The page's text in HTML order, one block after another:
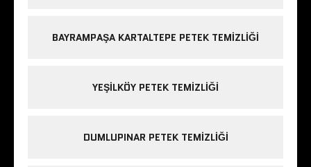
BAYRAMPAŞA KARTALTEPE PETEK TEMIZLIĞI
YEŞILKÖY PETEK TEMIZLIĞI
DUMLUPINAR PETEK TEMIZLIĞI